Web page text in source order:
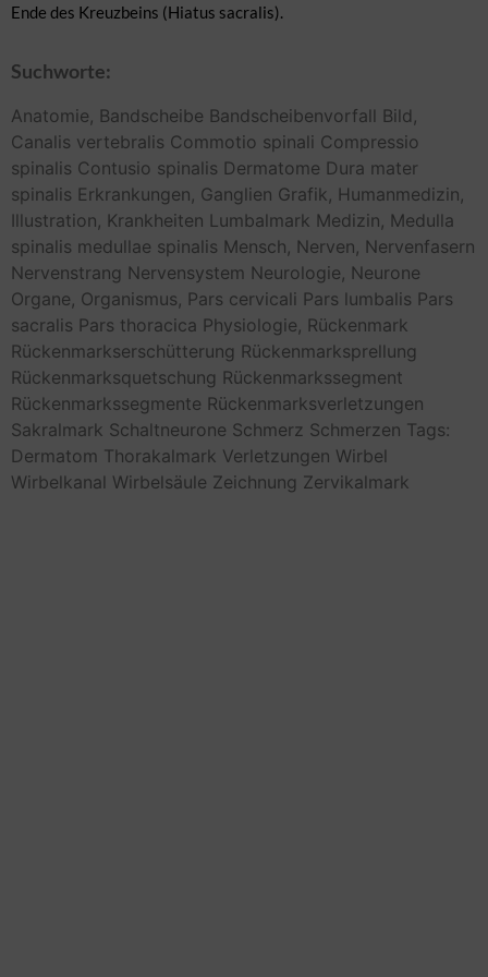
Ende des Kreuzbeins (Hiatus sacralis).
Suchworte:
Anatomie, Bandscheibe Bandscheibenvorfall Bild,
Canalis vertebralis Commotio spinali Compressio
spinalis Contusio spinalis Dermatome Dura mater
spinalis Erkrankungen, Ganglien Grafik, Humanmedizin,
Illustration, Krankheiten Lumbalmark Medizin, Medulla
spinalis medullae spinalis Mensch, Nerven, Nervenfasern
Nervenstrang Nervensystem Neurologie, Neurone
Organe, Organismus, Pars cervicali Pars lumbalis Pars
sacralis Pars thoracica Physiologie, Rückenmark
Rückenmarkserschütterung Rückenmarksprellung
Rückenmarksquetschung Rückenmarkssegment
Rückenmarkssegmente Rückenmarksverletzungen
Sakralmark Schaltneurone Schmerz Schmerzen Tags:
Dermatom Thorakalmark Verletzungen Wirbel
Wirbelkanal Wirbelsäule Zeichnung Zervikalmark